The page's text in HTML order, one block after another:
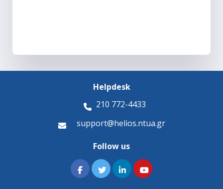
Helpdesk
210 772-4433
support@helios.ntua.gr
Follow us